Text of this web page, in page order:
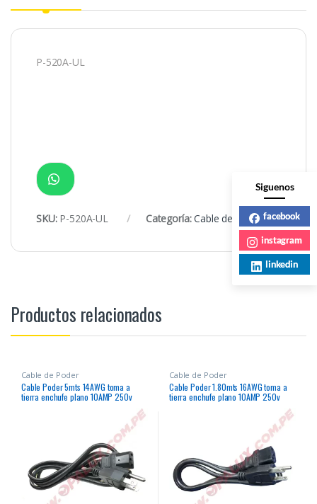
P-520A-UL
SKU: P-520A-UL Categoría:Cable de Poder
Productos relacionados
Cable de Poder
Cable Poder 5mts 14AWG toma a
tierra enchufe plano 10AMP 250v
Cable de Poder
Cable Poder 1.80mts 16AWG toma a
tierra enchufe plano 10AMP 250v
Siguenos
facebook
instagram
linkedin